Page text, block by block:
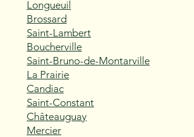
Longueuil
Brossard
Saint-Lambert
Boucherville
Saint-Bruno-de-Montarville
La Prairie
Candiac
Saint-Constant
Châteauguay
Mercier